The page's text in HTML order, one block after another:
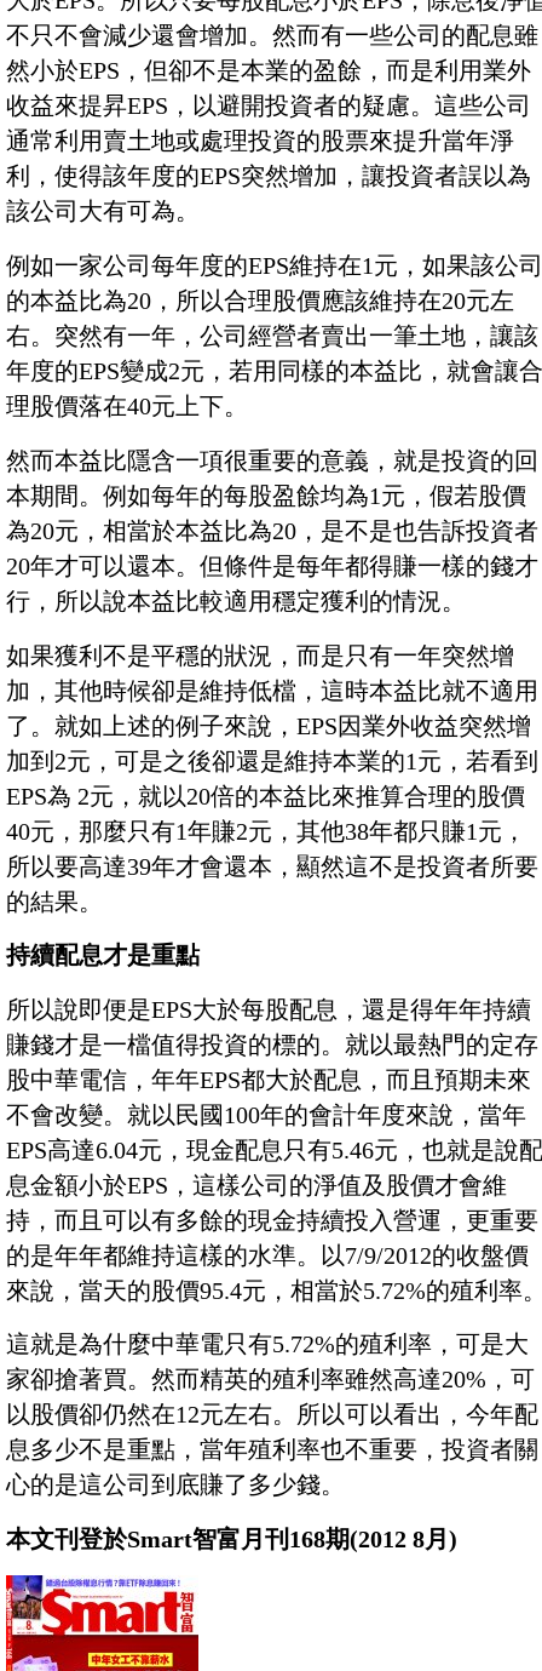
不只不會減少還會增加。然而有一些公司的配息雖
然小於EPS，但卻不是本業的盈餘，而是利用業外
收益來提昇EPS，以避開投資者的疑慮。這些公司
通常利用賣土地或處理投資的股票來提升當年淨
利，使得該年度的EPS突然增加，讓投資者誤以為
該公司大有可為。
例如一家公司每年度的EPS維持在1元，如果該公司
的本益比為20，所以合理股價應該維持在20元左
右。突然有一年，公司經營者賣出一筆土地，讓該
年度的EPS變成2元，若用同樣的本益比，就會讓合
理股價落在40元上下。
然而本益比隱含一項很重要的意義，就是投資的回
本期間。例如每年的每股盈餘均為1元，假若股價
為20元，相當於本益比為20，是不是也告訴投資者
20年才可以還本。但條件是每年都得賺一樣的錢才
行，所以說本益比較適用穩定獲利的情況。
如果獲利不是平穩的狀況，而是只有一年突然增
加，其他時候卻是維持低檔，這時本益比就不適用
了。就如上述的例子來說，EPS因業外收益突然增
加到2元，可是之後卻還是維持本業的1元，若看到
EPS為 2元，就以20倍的本益比來推算合理的股價
40元，那麼只有1年賺2元，其他38年都只賺1元，
所以要高達39年才會還本，顯然這不是投資者所要
的結果。
持續配息才是重點
所以說即便是EPS大於每股配息，還是得年年持續
賺錢才是一檔值得投資的標的。就以最熱門的定存
股中華電信，年年EPS都大於配息，而且預期未來
不會改變。就以民國100年的會計年度來說，當年
EPS高達6.04元，現金配息只有5.46元，也就是說配
息金額小於EPS，這樣公司的淨值及股價才會維
持，而且可以有多餘的現金持續投入營運，更重要
的是年年都維持這樣的水準。以7/9/2012的收盤價
來說，當天的股價95.4元，相當於5.72%的殖利率
這就是為什麼中華電只有5.72%的殖利率，可是大
家卻搶著買。然而精英的殖利率雖然高達20%，可
以股價卻仍然在12元左右。所以可以看出，今年配
息多少不是重點，當年殖利率也不重要，投資者關
心的是這公司到底賺了多少錢。
本文刊登於Smart智富月刊168期(2012 8月)